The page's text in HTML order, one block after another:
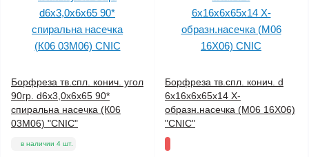
Борфреза тв.спл. конич. угол
90гр. d6х3,0х6х65 90*
спиральна насечка (К06
03М06) "CNIC"
в наличии 4 шт.
Борфреза тв.спл. конич. d
6х16х6х65х14 Х-
образн.насечка (М06 16Х06)
"CNIC"